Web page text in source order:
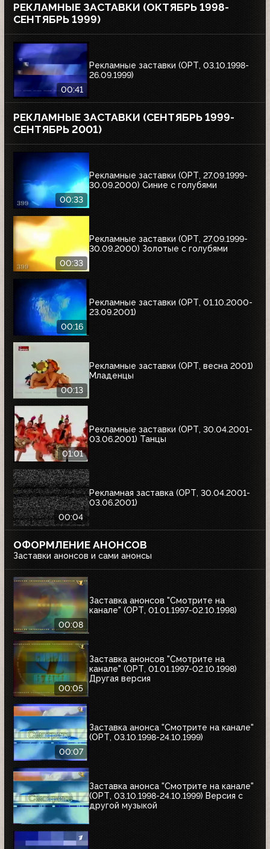
РЕКЛАМНЫЕ ЗАСТАВКИ (ОКТЯБРЬ 1998-
СЕНТЯБРЬ 1999)
00:41
Рекламные заставки (ОРТ, 03.10.1998-
26.09.1999)
РЕКЛАМНЫЕ ЗАСТАВКИ (СЕНТЯБРЬ 1999-
СЕНТЯБРЬ 2001)
00:33
Рекламные заставки (ОРТ, 27.09.1999-
30.09.2000) Синие с голубями
00:33
Рекламные заставки (ОРТ, 27.09.1999-
30.09.2000) Золотые с голубями
00:16
Рекламные заставки (ОРТ, 01.10.2000-
23.09.2001)
00:13
Рекламные заставки (ОРТ, весна 2001)
Младенцы
01:01
Рекламные заставки (ОРТ, 30.04.2001-
03.06.2001) Танцы
00:04
Рекламная заставка (ОРТ, 30.04.2001-
03.06.2001)
ОФОРМЛЕНИЕ АНОНСОВ
Заставки анонсов и сами анонсы
00:08
Заставка анонсов "Смотрите на
канале" (ОРТ, 01.01.1997-02.10.1998)
00:05
Заставка анонсов "Смотрите на
канале" (ОРТ, 01.01.1997-02.10.1998)
Другая версия
00:07
Заставка анонса "Смотрите на канале"
(ОРТ, 03.10.1998-24.10.1999)
Заставка анонса "Смотрите на канале"
(ОРТ, 03.10.1998-24.10.1999) Версия с
другой музыкой